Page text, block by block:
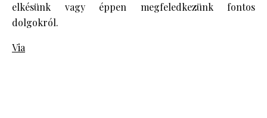
elkésünk vagy éppen megfeledkezünk fontos
dolgokról.
Via